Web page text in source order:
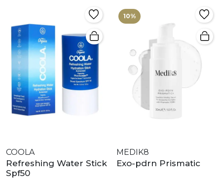
COOLA
Refreshing Water Stick
Spf50
10%
MEDIK8
Exo-pdrn Prismatic